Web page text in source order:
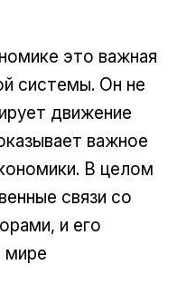
это важная
системы. Он не
движение
важное
В целом
связи со
и его
мире